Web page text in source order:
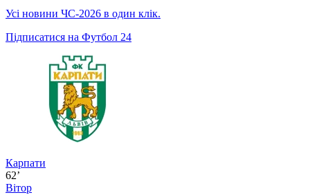
Усі новини ЧС-2026 в один клік.
Підписатися на Футбол 24
Карпати
62’
Вітор